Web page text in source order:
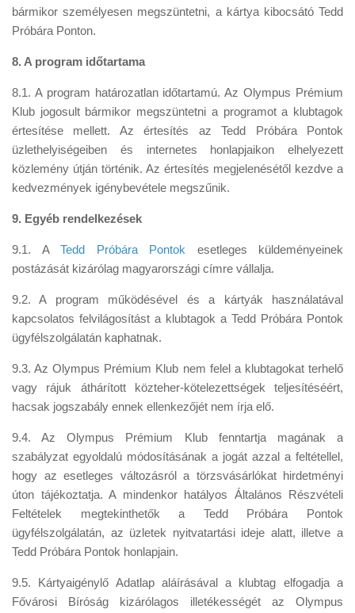
bármikor személyesen megszüntetni, a kártya kibocsátó Tedd
Próbára Ponton.
8. A program időtartama
8.1. A program határozatlan időtartamú. Az Olympus Prémium
Klub jogosult bármikor megszüntetni a programot a klubtagok
értesítése mellett. Az értesítés az Tedd Próbára Pontok
üzlethelyiségeiben és internetes honlapjaikon elhelyezett
közlemény útján történik. Az értesítés megjelenésétől kezdve a
kedvezmények igénybevétele megszűnik.
9. Egyéb rendelkezések
9.1. A Tedd Próbára Pontok esetleges küldeményeinek
postázását kizárólag magyarországi címre vállalja.
9.2. A program működésével és a kártyák használatával
kapcsolatos felvilágosítást a klubtagok a Tedd Próbára Pontok
ügyfélszolgálatán kaphatnak.
9.3. Az Olympus Prémium Klub nem felel a klubtagokat terhelő
vagy rájuk áthárított közteher-kötelezettségek teljesítéséért,
hacsak jogszabály ennek ellenkezőjét nem írja elő.
9.4. Az Olympus Prémium Klub fenntartja magának a
szabályzat egyoldalú módosításának a jogát azzal a feltétellel,
hogy az esetleges változásról a törzsvásárlókat hirdetményi
úton tájékoztatja. A mindenkor hatályos Általános Részvételi
Feltételek megtekinthetők a Tedd Próbára Pontok
ügyfélszolgálatán, az üzletek nyitvatartási ideje alatt, illetve a
Tedd Próbára Pontok honlapjain.
9.5. Kártyaigénylő Adatlap aláírásával a klubtag elfogadja a
Fővárosi Bíróság kizárólagos illetékességét az Olympus